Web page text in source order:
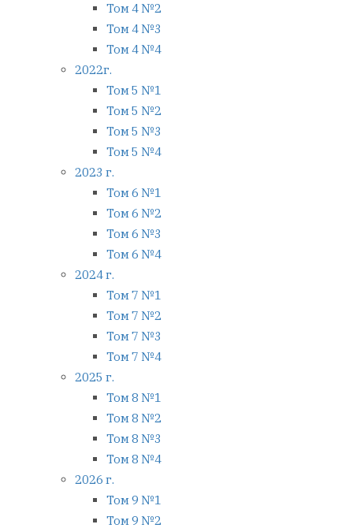
Том 4 №2
Том 4 №3
Том 4 №4
2022г.
Том 5 №1
Том 5 №2
Том 5 №3
Том 5 №4
2023 г.
Том 6 №1
Том 6 №2
Том 6 №3
Том 6 №4
2024 г.
Том 7 №1
Том 7 №2
Том 7 №3
Том 7 №4
2025 г.
Том 8 №1
Том 8 №2
Том 8 №3
Том 8 №4
2026 г.
Том 9 №1
Том 9 №2